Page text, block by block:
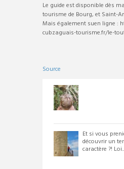
Le guide est disponible dès
tourisme de Bourg, et Saint-
Mais également suen ligne :
cubzaguais-tourisme.fr/le-
Source
Et si vous
découvrir un
caractère ?!